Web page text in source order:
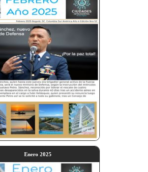
Enero 2025